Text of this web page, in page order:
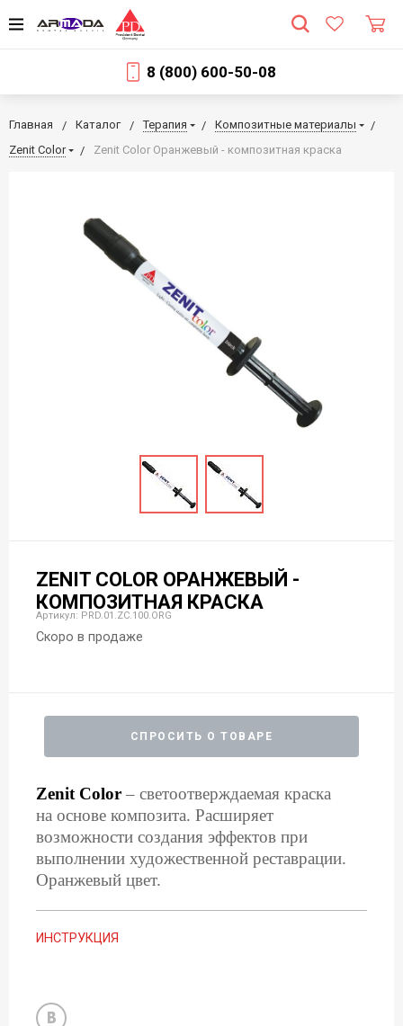
8 (800) 600-50-08
Главная Каталог Терапия
Композитные материалы
Zenit Color
Zenit Color Оранжевый - композитная краска
ZENIT COLOR ОРАНЖЕВЫЙ -
КОМПОЗИТНАЯ КРАСКА
Артикул: PRD.01.ZC.100.ORG
Скоро в продаже
СПРОСИТЬ О ТОВАРЕ
Zenit Color – светоотверждаемая краска
на основе композита. Расширяет
возможности создания эффектов при
выполнении художественной реставрации.
Оранжевый цвет.
ИНСТРУКЦИЯ